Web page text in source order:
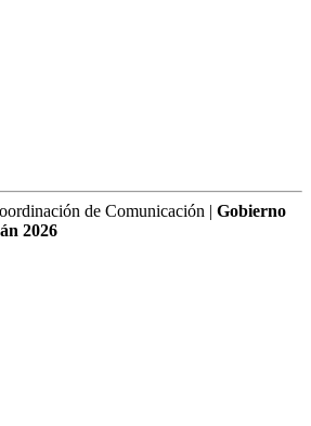
de Comunicación | Gobierno
2026